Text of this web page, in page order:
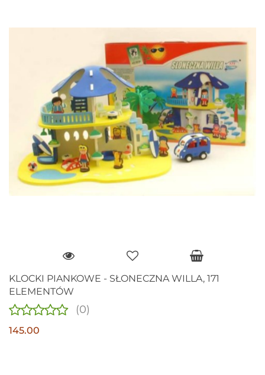
KLOCKI PIANKOWE - SŁONECZNA WILLA, 171
ELEMENTÓW
(0)
145.00